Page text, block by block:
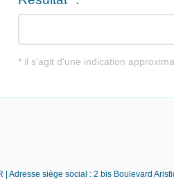
Adresse siège social : 2 bis Boulevard